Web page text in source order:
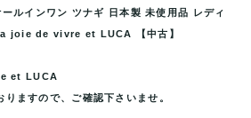
ルインワン ツナギ 日本製 未使用品 レディ
joie de vivre et LUCA 【中古】
et LUCA
ますので、ご確認下さいませ。